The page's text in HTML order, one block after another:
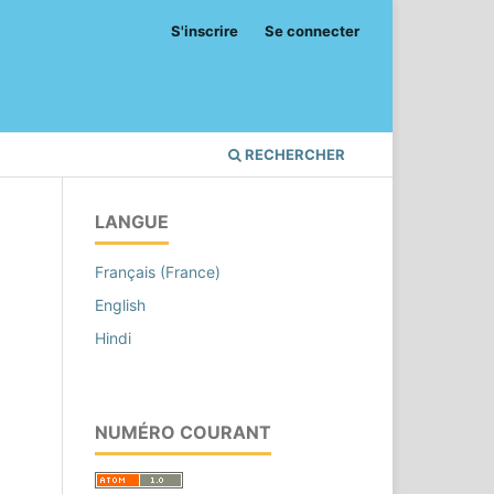
RECHERCHER
S'inscrire Se connecter
LANGUE
Français (France)
English
Hindi
NUMÉRO COURANT